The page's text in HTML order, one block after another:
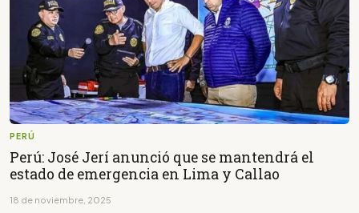
PERÚ
Perú: José Jerí anunció que se mantendrá el
estado de emergencia en Lima y Callao
18 de noviembre, 2025